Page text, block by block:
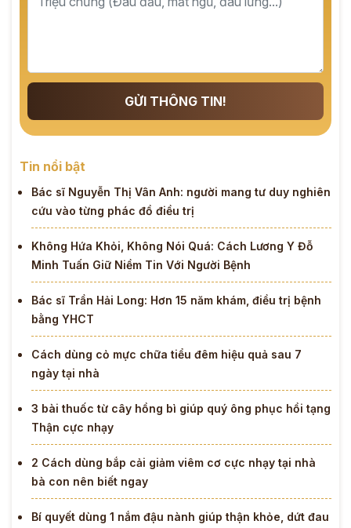
GỬI THÔNG TIN!
Tin nổi bật
Bác sĩ Nguyễn Thị Vân Anh: người mang tư duy nghiên
cứu vào từng phác đồ điều trị
Không Hứa Khỏi, Không Nói Quá: Cách Lương Y Đỗ
Minh Tuấn Giữ Niềm Tin Với Người Bệnh
Bác sĩ Trần Hải Long: Hơn 15 năm khám, điều trị bệnh
bằng YHCT
Cách dùng cỏ mực chữa tiểu đêm hiệu quả sau 7
ngày tại nhà
3 bài thuốc từ cây hồng bì giúp quý ông phục hồi tạng
Thận cực nhạy
2 Cách dùng bắp cải giảm viêm cơ cực nhạy tại nhà
bà con nên biết ngay
Bí quyết dùng 1 nắm đậu nành giúp thận khỏe, dứt đau